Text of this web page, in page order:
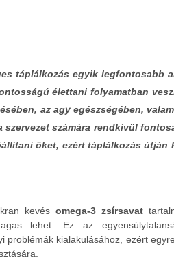
táplálkozás egyik legfontosabb
élettani folyamatban
az agy egészségében,
szervezet számára rendkívül
őket, ezért táplálkozás útján
kevés omega-3 zsírsavat
lehet. Ez az
problémák kialakulásához, ezért